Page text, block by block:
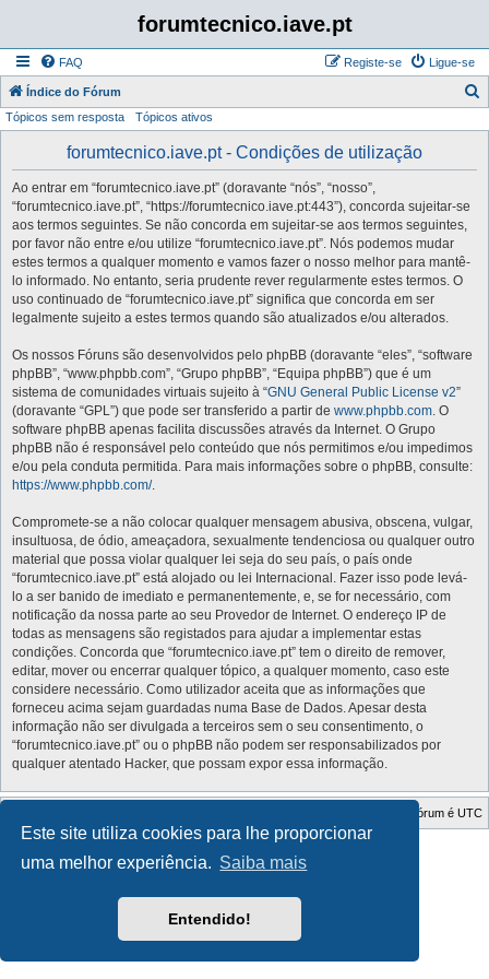
Este site utiliza cookies para lhe proporcionar
uma melhor experiência. Saiba mais
Entendido!
forumtecnico.iave.pt
FAQ Ligue-se
Registe-se
Índice do Fórum
Tópicos sem resposta Tópicos ativos
forumtecnico.iave.pt - Condições de utilização
Ao entrar em “forumtecnico.iave.pt” (doravante “nós”, “nosso”,
“forumtecnico.iave.pt”, “https://forumtecnico.iave.pt:443”), concorda sujeitar-se
aos termos seguintes. Se não concorda em sujeitar-se aos termos seguintes,
por favor não entre e/ou utilize “forumtecnico.iave.pt”. Nós podemos mudar
estes termos a qualquer momento e vamos fazer o nosso melhor para mantê-
lo informado. No entanto, seria prudente rever regularmente estes termos. O
uso continuado de “forumtecnico.iave.pt” significa que concorda em ser
legalmente sujeito a estes termos quando são atualizados e/ou alterados.
Os nossos Fóruns são desenvolvidos pelo phpBB (doravante “eles”, “software
phpBB”, “www.phpbb.com”, “Grupo phpBB”, “Equipa phpBB”) que é um
sistema de comunidades virtuais sujeito à “GNU General Public License v2”
(doravante “GPL”) que pode ser transferido a partir de www.phpbb.com. O
software phpBB apenas facilita discussões através da Internet. O Grupo
phpBB não é responsável pelo conteúdo que nós permitimos e/ou impedimos
e/ou pela conduta permitida. Para mais informações sobre o phpBB, consulte:
https://www.phpbb.com/.
Compromete-se a não colocar qualquer mensagem abusiva, obscena, vulgar,
insultuosa, de ódio, ameaçadora, sexualmente tendenciosa ou qualquer outro
material que possa violar qualquer lei seja do seu país, o país onde
“forumtecnico.iave.pt” está alojado ou lei Internacional. Fazer isso pode levá-
lo a ser banido de imediato e permanentemente, e, se for necessário, com
notificação da nossa parte ao seu Provedor de Internet. O endereço IP de
todas as mensagens são registados para ajudar a implementar estas
condições. Concorda que “forumtecnico.iave.pt” tem o direito de remover,
editar, mover ou encerrar qualquer tópico, a qualquer momento, caso este
considere necessário. Como utilizador aceita que as informações que
forneceu acima sejam guardadas numa Base de Dados. Apesar desta
informação não ser divulgada a terceiros sem o seu consentimento, o
“forumtecnico.iave.pt” ou o phpBB não podem ser responsabilizados por
qualquer atentado Hacker, que possam expor essa informação.
O Fuso Horário do Fórum é UTC
Style Developer by © GTA game
Desenvolvido porphpBB
® Forum Software © phpBB Limited
Privacidade|Termos